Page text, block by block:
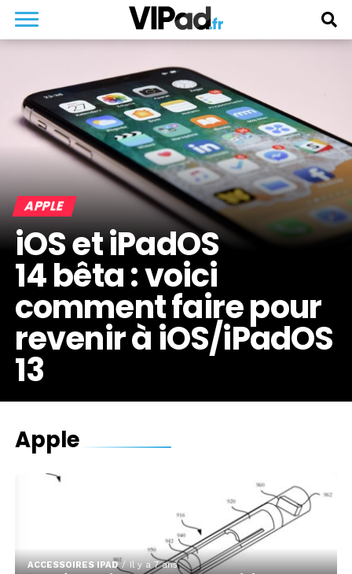
APPLE
iOS et iPadOS
14 bêta : voici
comment faire pour
revenir à iOS/iPadOS
13
Apple
ACCESSOIRES IPAD Il y a 7 ans